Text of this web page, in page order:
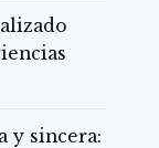
y sincera: